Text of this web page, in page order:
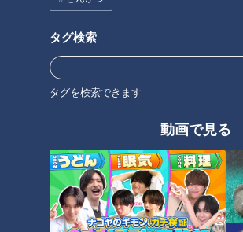
タグ検索
タグを検索できます
動画で見る
オススメ関連コンテンツ
「娘の笑顔が誰かの救いになれ
ば」 先天性の障害がある娘の姿
をYouTubeに配信し続ける家族
なんとたっ
分でドリン
マニア激推